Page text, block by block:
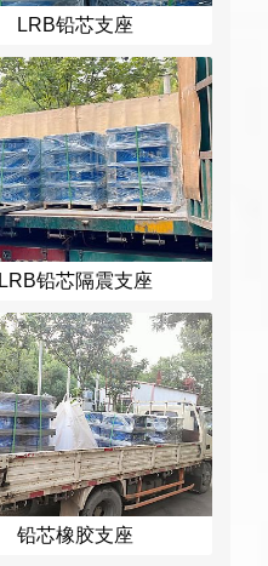
LRB铅芯支座
LRB铅芯隔震支座
铅芯橡胶支座